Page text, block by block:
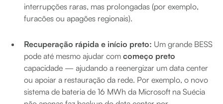
interrupções raras, mas prolongadas (por exemplo,
furacões ou apagões regionais).
Recuperação rápida e início preto: Um grande BESS
pode até mesmo ajudar com começo preto
capacidade — ajudando a reenergizar um data center
ou apoiar a restauração da rede. Por exemplo, o novo
sistema de bateria de 16 MWh da Microsoft na Suécia